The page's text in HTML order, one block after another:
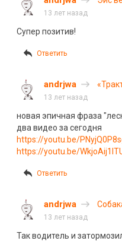
13 лет назад
Супер позитив!
Ответить
andrjwa
13 лет назад
новая эпичная фраза
два видео за сегодня
https://youtu.be/
https://youtu.be/
Ответить
andrjwa
13 лет назад
Так водитель и